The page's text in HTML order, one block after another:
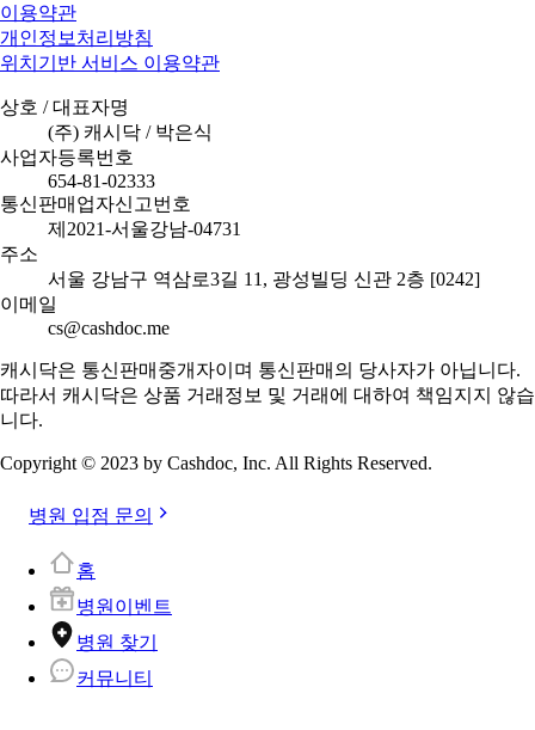
이용약관
개인정보처리방침
위치기반 서비스 이용약관
상호 / 대표자명
(주) 캐시닥 / 박은식
사업자등록번호
654-81-02333
통신판매업자신고번호
제2021-서울강남-04731
주소
서울 강남구 역삼로3길 11, 광성빌딩 신관 2층 [0242]
이메일
cs@cashdoc.me
캐시닥은 통신판매중개자이며 통신판매의 당사자가 아닙니다.
따라서 캐시닥은 상품 거래정보 및 거래에 대하여 책임지지 않습
니다.
Copyright © 2023 by Cashdoc, Inc. All Rights Reserved.
병원 입점 문의
홈
병원이벤트
병원 찾기
커뮤니티